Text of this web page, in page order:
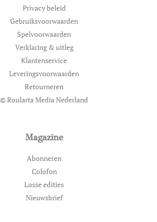
Privacy beleid
Gebruiksvoorwaarden
Spelvoorwaarden
Verklaring & uitleg
Klantenservice
Leveringsvoorwaarden
Retourneren
© Roularta Media Nederland
Magazine
Abonneren
Colofon
Losse edities
Nieuwsbrief